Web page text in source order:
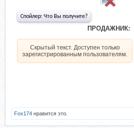
Спойлер: Что Вы получите?
ПРОДАЖНИК:
Скрытый текст. Доступен только
зарегистрированным пользователям.
Fox174 нравится это.